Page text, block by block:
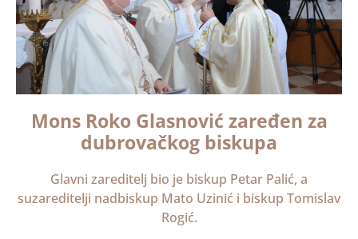
Mons Roko Glasnović zaređen za
dubrovačkog biskupa
Glavni zareditelj bio je biskup Petar Palić, a
suzareditelji nadbiskup Mato Uzinić i biskup Tomislav
Rogić.